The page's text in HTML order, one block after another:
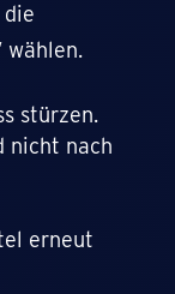
wählen.
stürzen.
nicht nach
erneut